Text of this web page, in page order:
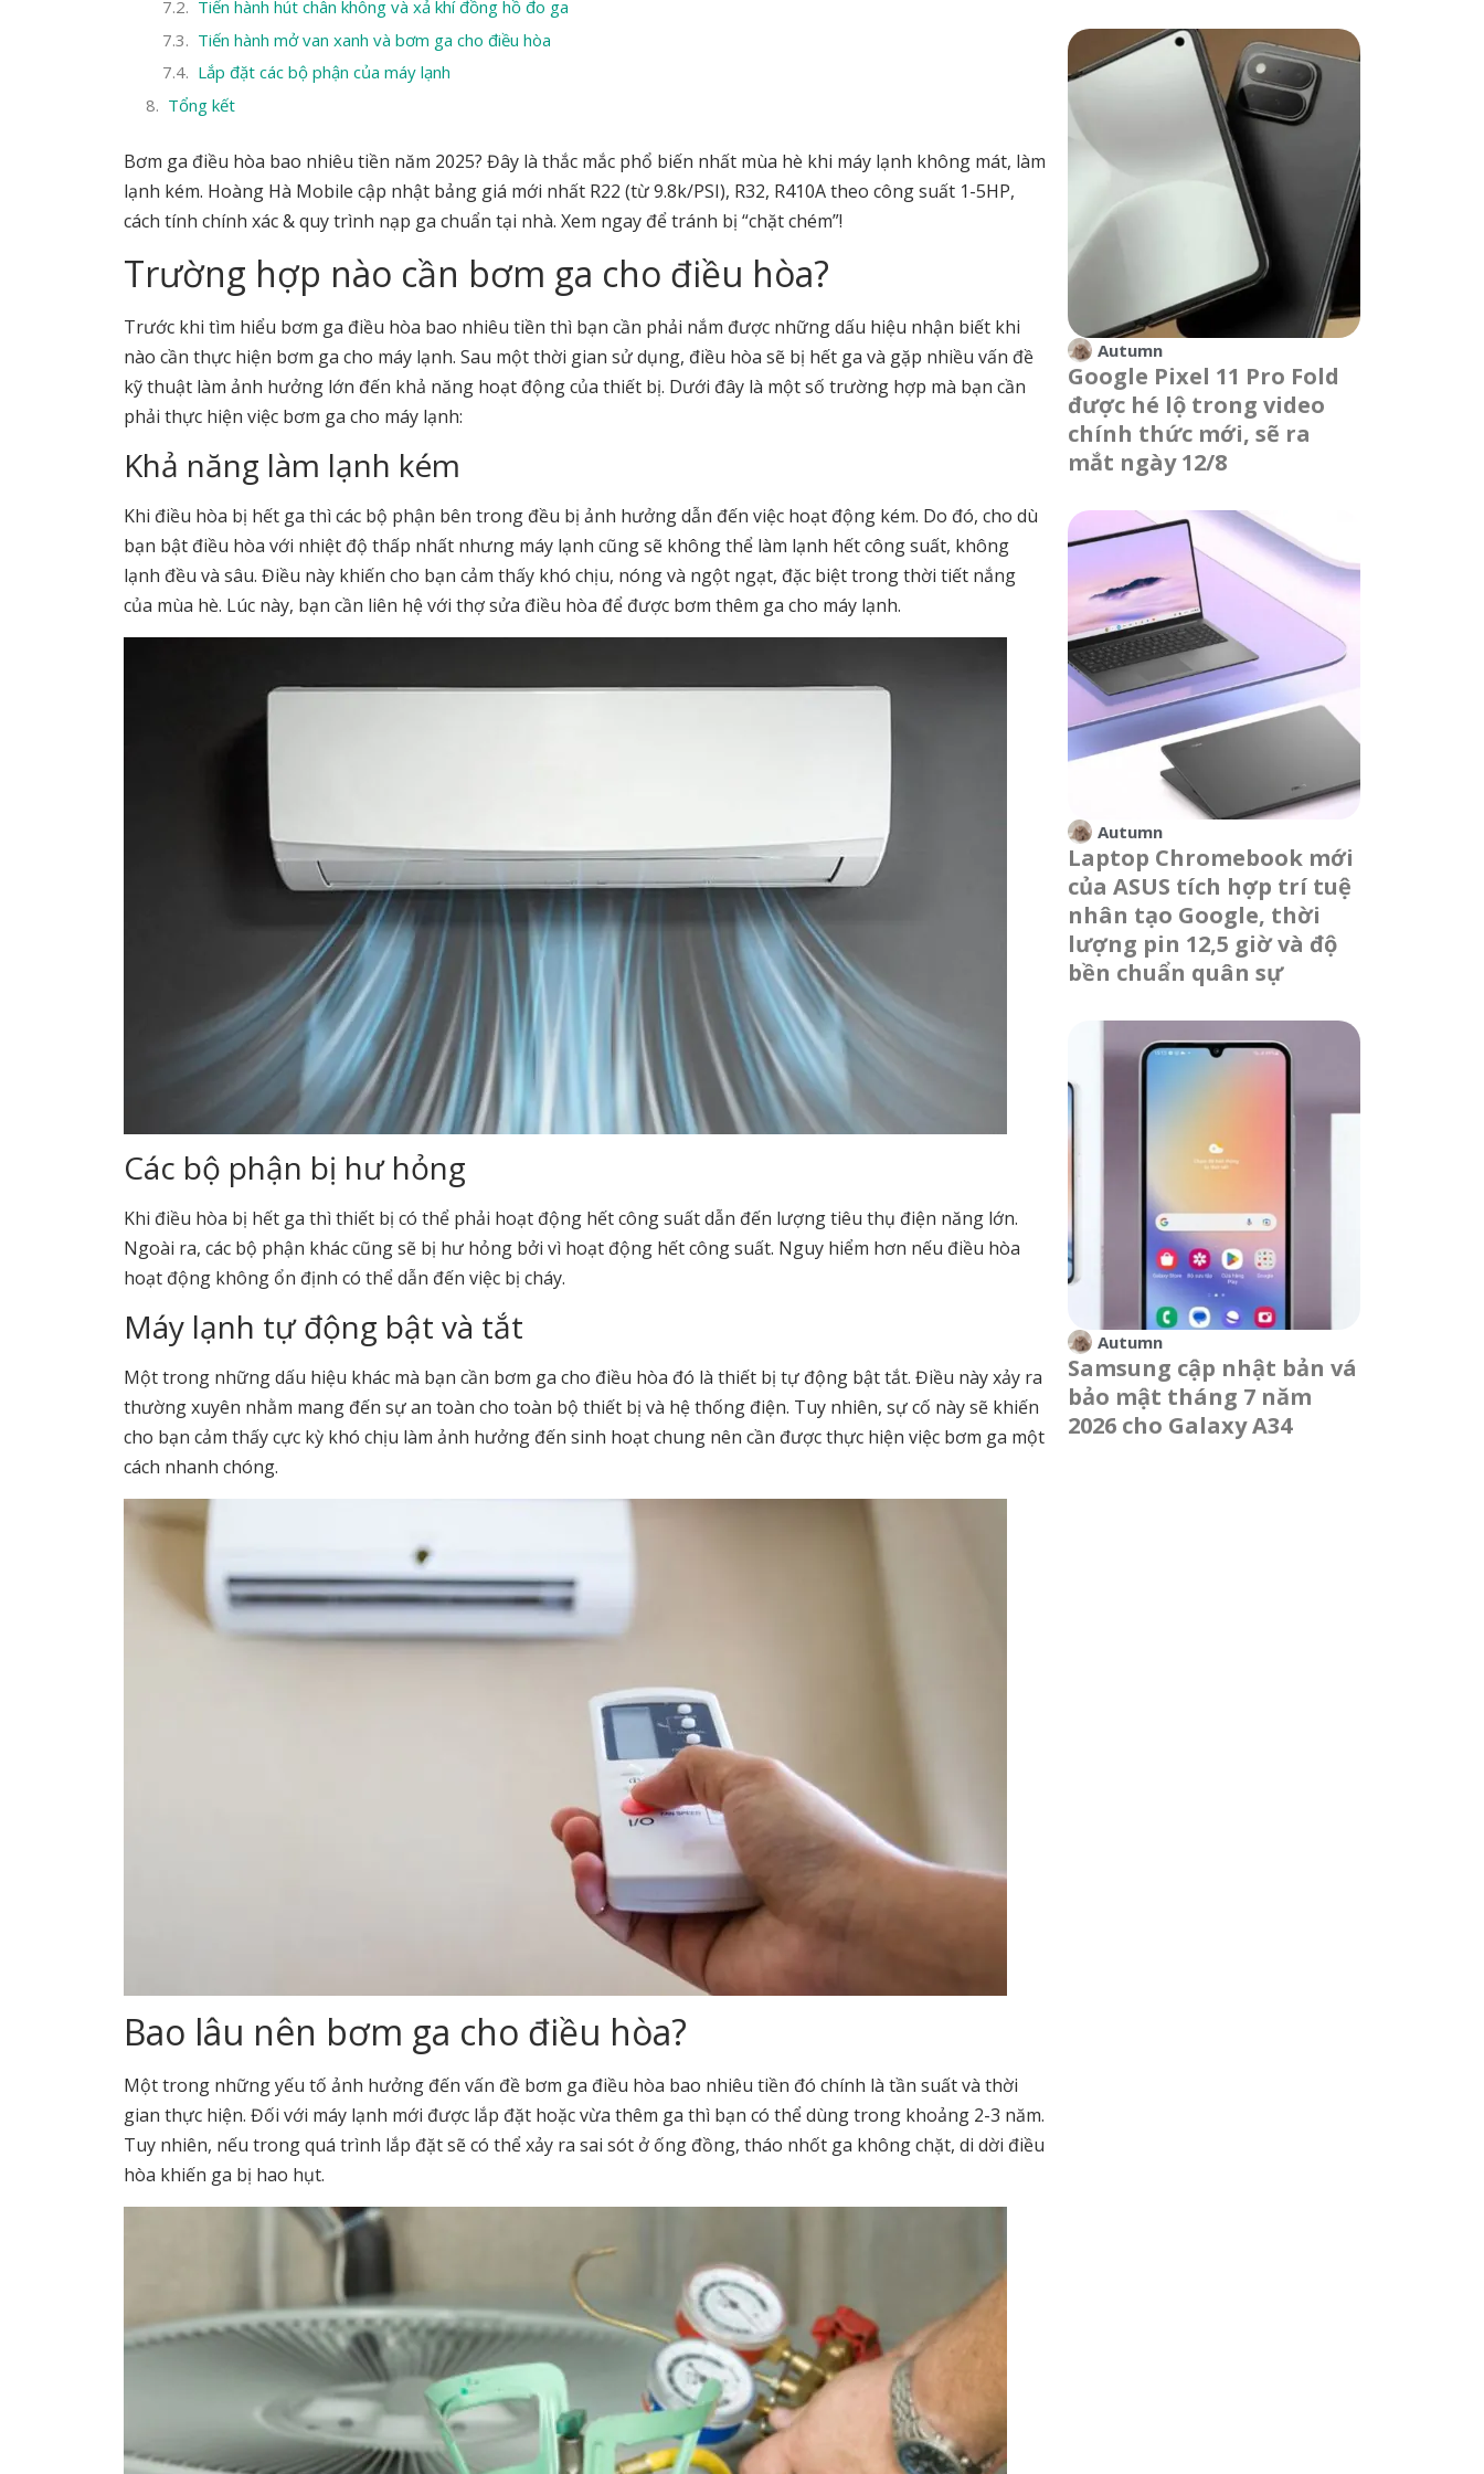
Tiến hành hút chân không và xả khí đồng hồ đo ga
Tiến hành mở van xanh và bơm ga cho điều hòa
Lắp đặt các bộ phận của máy lạnh
Tổng kết
Bơm ga điều hòa bao nhiêu tiền năm 2025? Đây là thắc mắc phổ biến nhất mùa hè khi máy lạnh không mát, làm
lạnh kém. Hoàng Hà Mobile cập nhật bảng giá mới nhất R22 (từ 9.8k/PSI), R32, R410A theo công suất 1-5HP,
cách tính chính xác & quy trình nạp ga chuẩn tại nhà. Xem ngay để tránh bị “chặt chém”!
Trường hợp nào cần bơm ga cho điều hòa?
Trước khi tìm hiểu bơm ga điều hòa bao nhiêu tiền thì bạn cần phải nắm được những dấu hiệu nhận biết khi
nào cần thực hiện bơm ga cho máy lạnh. Sau một thời gian sử dụng, điều hòa sẽ bị hết ga và gặp nhiều vấn đề
kỹ thuật làm ảnh hưởng lớn đến khả năng hoạt động của thiết bị. Dưới đây là một số trường hợp mà bạn cần
phải thực hiện việc bơm ga cho máy lạnh:
Khả năng làm lạnh kém
Khi điều hòa bị hết ga thì các bộ phận bên trong đều bị ảnh hưởng dẫn đến việc hoạt động kém. Do đó, cho dù
bạn bật điều hòa với nhiệt độ thấp nhất nhưng máy lạnh cũng sẽ không thể làm lạnh hết công suất, không
lạnh đều và sâu. Điều này khiến cho bạn cảm thấy khó chịu, nóng và ngột ngạt, đặc biệt trong thời tiết nắng
của mùa hè. Lúc này, bạn cần liên hệ với thợ sửa điều hòa để được bơm thêm ga cho máy lạnh.
Các bộ phận bị hư hỏng
Khi điều hòa bị hết ga thì thiết bị có thể phải hoạt động hết công suất dẫn đến lượng tiêu thụ điện năng lớn.
Ngoài ra, các bộ phận khác cũng sẽ bị hư hỏng bởi vì hoạt động hết công suất. Nguy hiểm hơn nếu điều hòa
hoạt động không ổn định có thể dẫn đến việc bị cháy.
Máy lạnh tự động bật và tắt
Một trong những dấu hiệu khác mà bạn cần bơm ga cho điều hòa đó là thiết bị tự động bật tắt. Điều này xảy ra
thường xuyên nhằm mang đến sự an toàn cho toàn bộ thiết bị và hệ thống điện. Tuy nhiên, sự cố này sẽ khiến
cho bạn cảm thấy cực kỳ khó chịu làm ảnh hưởng đến sinh hoạt chung nên cần được thực hiện việc bơm ga một
cách nhanh chóng.
Bao lâu nên bơm ga cho điều hòa?
Một trong những yếu tố ảnh hưởng đến vấn đề bơm ga điều hòa bao nhiêu tiền đó chính là tần suất và thời
gian thực hiện. Đối với máy lạnh mới được lắp đặt hoặc vừa thêm ga thì bạn có thể dùng trong khoảng 2-3 năm.
Tuy nhiên, nếu trong quá trình lắp đặt sẽ có thể xảy ra sai sót ở ống đồng, tháo nhốt ga không chặt, di dời điều
hòa khiến ga bị hao hụt.
Autumn
Google Pixel 11 Pro Fold
được hé lộ trong video
chính thức mới, sẽ ra
mắt ngày 12/8
Autumn
Laptop Chromebook mới
của ASUS tích hợp trí tuệ
nhân tạo Google, thời
lượng pin 12,5 giờ và độ
bền chuẩn quân sự
Autumn
Samsung cập nhật bản vá
bảo mật tháng 7 năm
2026 cho Galaxy A34